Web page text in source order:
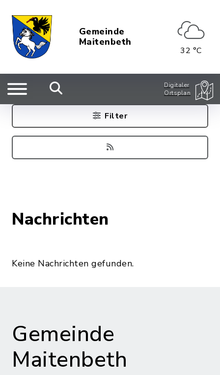
Gemeinde
Maitenbeth
32 °C
Digitaler
Ortsplan
Nachrichten
Keine Nachrichten gefunden.
Filter
Gemeinde
Maitenbeth